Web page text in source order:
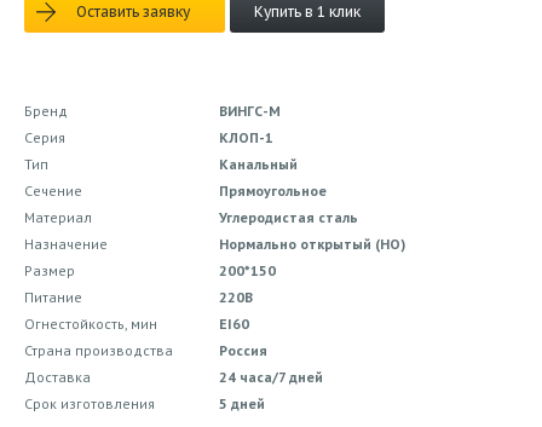
Оставить заявку Купить в 1 клик
Бренд
ВИНГС-М
Серия
КЛОП-1
Тип
Канальный
Сечение
Прямоугольное
Материал
Углеродистая сталь
Назначение
Нормально открытый (НО)
Размер
200*150
Питание
220В
Огнестойкость, мин
EI60
Страна производства
Россия
Доставка
24 часа/7 дней
Срок изготовления
5 дней